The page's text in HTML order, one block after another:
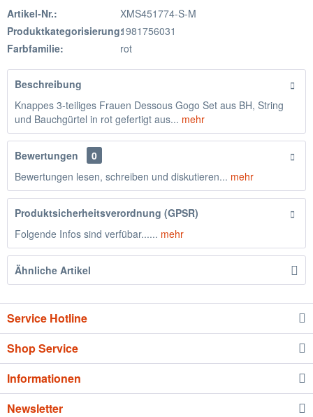
Artikel-Nr.:
XMS451774-S-M
Produktkategorisierung:1981756031
Farbfamilie:
rot
Beschreibung
Knappes 3-teiliges Frauen Dessous Gogo Set aus BH, String
und Bauchgürtel in rot gefertigt aus... mehr
Bewertungen
0
Bewertungen lesen, schreiben und diskutieren... mehr
Produktsicherheitsverordnung (GPSR)
Folgende Infos sind verfübar...... mehr
Ähnliche Artikel
Service Hotline
Shop Service
Informationen
Newsletter